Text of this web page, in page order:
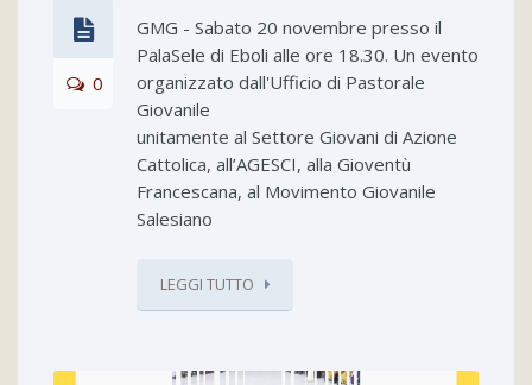
0
GMG - Sabato 20 novembre presso il
PalaSele di Eboli alle ore 18.30. Un evento
organizzato dall'Ufficio di Pastorale
Giovanile
unitamente al Settore Giovani di Azione
Cattolica, all’AGESCI, alla Gioventù
Francescana, al Movimento Giovanile
Salesiano
LEGGI TUTTO